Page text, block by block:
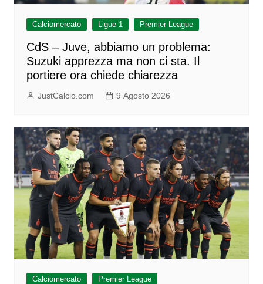
Calciomercato Ligue 1 Premier League
CdS – Juve, abbiamo un problema:
Suzuki apprezza ma non ci sta. Il
portiere ora chiede chiarezza
JustCalcio.com 9 Agosto 2026
Calciomercato Premier League